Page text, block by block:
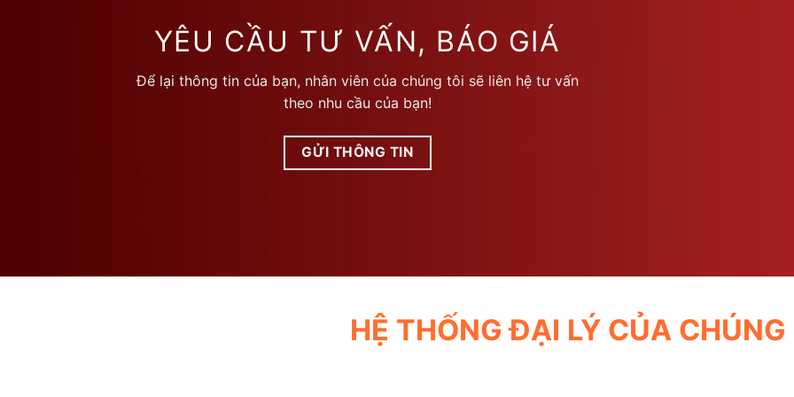
chọn
thể.
Các
chọn
có
được
chọn
YÊU CẦU TƯ VẤN, BÁO GIÁ
Để lại thông tin của bạn, nhân viên của chúng tôi sẽ liên hệ tư vấn
theo nhu cầu của bạn!
GỬI THÔNG TIN
HỆ THỐNG ĐẠI LÝ CỦA CHÚNG